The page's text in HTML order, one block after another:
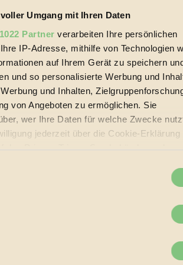
Umgang mit Ihren Daten
Partner verarbeiten Ihre persönlichen
IP-Adresse, mithilfe von Technologien
auf Ihrem Gerät zu speichern
und so personalisierte Werbung und
und Inhalten,
von Angeboten zu ermöglichen. Sie
wer Ihre Daten für welche Zwecke
jederzeit über die Cookie-Erklärung
das Privacy Trigger Symbol ändern oder
über Ihre geografische Lage erfassen,
einige Meter genau sein können
identifizieren
im schnell wachsenden Markt des